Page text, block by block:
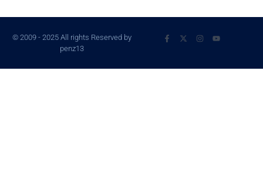
© 2009 - 2025 All rights Reserved by
penz13